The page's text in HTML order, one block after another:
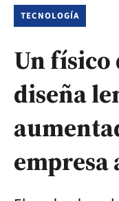
TECNOLOGÍA
Un físico
diseña